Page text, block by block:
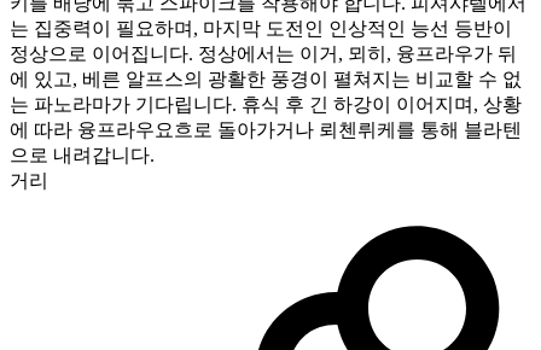
는 집중력이 필요하며, 마지막 도전인 인상적인 능선 등반이
정상으로 이어집니다. 정상에서는 이거, 뫼히, 융프라우가 뒤
에 있고, 베른 알프스의 광활한 풍경이 펼쳐지는 비교할 수 없
는 파노라마가 기다립니다. 휴식 후 긴 하강이 이어지며, 상황
에 따라 융프라우요흐로 돌아가거나 뢰첸뤼케를 통해 블라텐
으로 내려갑니다.
거리